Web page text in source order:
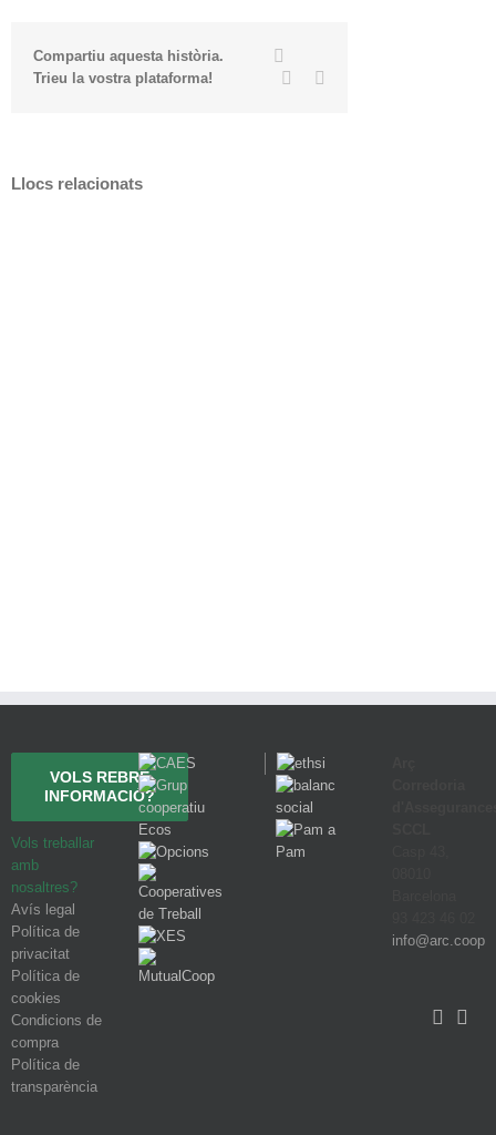
Compartiu aquesta història.
Trieu la vostra plataforma!
Linkedin
Llocs relacionats
VOLS REBRE
INFORMACIÓ?
Vols treballar
amb
nosaltres?
Avís legal
Política de
privacitat
Política de
cookies
Condicions de
compra
Política de
transparència
info@arc.coop